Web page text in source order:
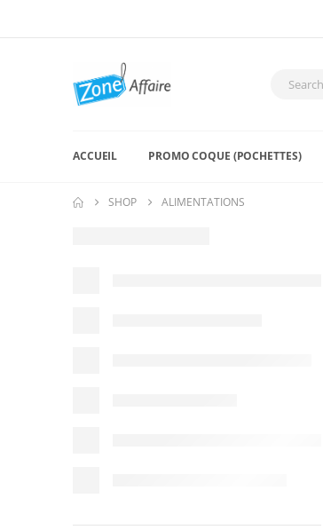
ACCUEIL PROMO COQUE (POCHETTES)
SHOP ALIMENTATIONS